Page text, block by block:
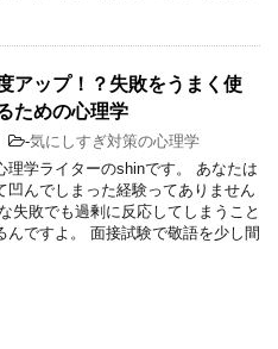
アップ！？失敗をうまく使
ための心理学
-気にしすぎ対策の心理学
理学ライターのshinです。 あなたは
凹んでしまった経験ってありません
失敗でも過剰に反応してしまうこと
んですよ。 面接試験で敬語を少し間